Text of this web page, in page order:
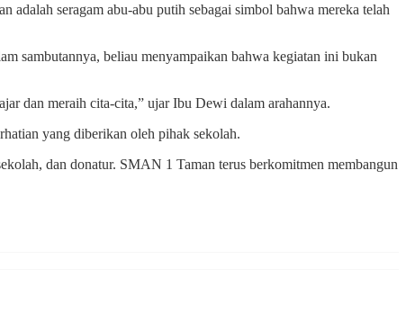
adalah seragam abu-abu putih sebagai simbol bahwa mereka telah
sambutannya, beliau menyampaikan bahwa kegiatan ini bukan
dan meraih cita-cita,” ujar Ibu Dewi dalam arahannya.
yang diberikan oleh pihak sekolah.
dan donatur. SMAN 1 Taman terus berkomitmen membangun